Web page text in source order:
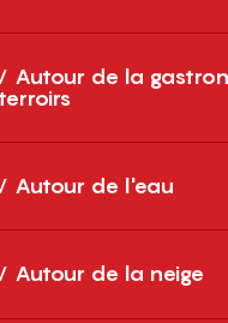
Autour de la
terroirs
Autour de l'eau
Autour de la neige
Cedex